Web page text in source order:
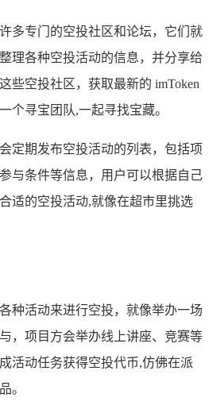
多专门的空投社区和论坛，它们就
理各种空投活动的信息，并分享给
些空投社区，获取最新的 imToken
个寻宝团队,一起寻找宝藏。
定期发布空投活动的列表，包括项
与条件等信息，用户可以根据自己
适的空投活动,就像在超市里挑选
种活动来进行空投，就像举办一场
，项目方会举办线上讲座、竞赛等
活动任务获得空投代币,仿佛在派
。